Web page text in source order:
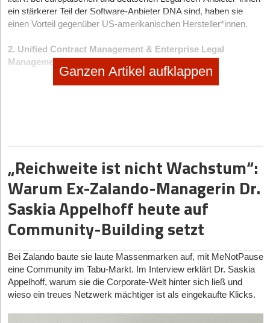
ein stärkerer Teil der Software-Anbieter DNA sind, haben sie
einen Vorteil gegenüber US-amerikanischen Hersteller*innen.
2. Unified Contract Management & Enterprise Legal
Management
Beim Contract & Matter Management zeichnet sich eine große
eine zunehmend strategische Rolle. Hierbei helfen ihnen
die sowohl bei der Anfrage, Annahme und effizienten
Durchführung von Rechtsfällen unterstützen. Die neue Rolle der
Inhouse-Jurist*innen erfordert nicht nur technologische
Kompetenz, sondern auch betriebswirtschaftliches Verständnis
zusammenzuarbeiten.
3. Legal Front-Door & Self-Service Legal Tools
In der IT wird seit vielen Jahren das „Shift to left“ Prinzip verfolgt.
Jetzt wird es verstärkt auch in Legal Prozessen genutzt. Das
Ganzen Artikel aufklappen
„Reichweite ist nicht Wachstum“:
Warum Ex-Zalando-Managerin Dr.
Saskia Appelhoff heute auf
Community-Building setzt
Bei Zalando baute sie laute Massenmarken auf, mit MeNotPause
eine Community im Tabu-Markt. Im Interview erklärt Dr. Saskia
Appelhoff, warum sie die Corporate-Welt hinter sich ließ und
wieso ein treues Netzwerk mächtiger ist als eingekaufte Klicks.